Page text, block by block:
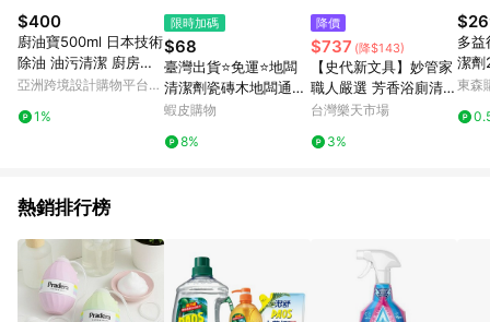
8. LINE購物為購物資訊整合性平台，商品資料更新會有時間差，
如顯示之商品規格、顏色、價位、贈品與東森購物ETMall銷售網
頁不符，以銷售網頁標示為準。 9. 若有贈點爭議，請務必於訂單
日期+180天以內至LINE購物客服洽詢；若超過180天(含)以上進
行申訴，恕無法贈點回饋。 10. 部分點數紅包僅限指定商品使
用，或不適用於無回饋商品。各點數紅包之適用商品與使用條件
請依點數紅包頁面規則為準。
$400
廚油寶500ml 日本技術
除油 油污清潔 廚房清
潔劑 熊本潔淨劑
亞洲跨境設計購物平台
1%
限時加碼
$68
臺灣出貨⭐免運⭐地闆
清潔劑瓷磚木地闆通用
拖地清潔液強力清潔去
蝦皮購物
8%
降價
$737 (降$143)
【史代新文具】妙管家
職人嚴選 芳香浴廁清潔
劑 薰衣草香 1加侖 (4
台灣樂天市場
3%
多益
潔劑
木質
東森
熱銷排行榜